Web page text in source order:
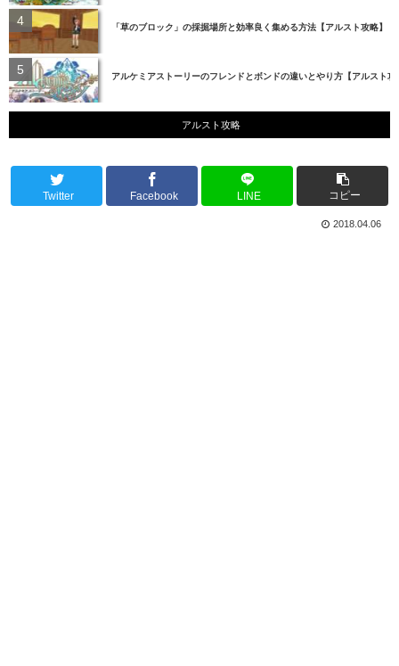
「草のブロック」の採掘場所と効率良く集める方法【アルスト攻略】
アルケミアストーリーのフレンドとボンドの違いとやり方【アルスト攻
アルスト攻略
Twitter Facebook LINE コピー
2018.04.06